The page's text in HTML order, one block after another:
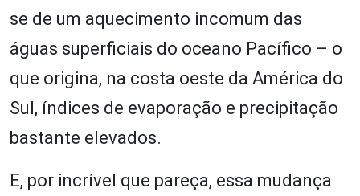
se de um aquecimento incomum das
águas superficiais do oceano Pacífico – o
que origina, na costa oeste da América do
Sul, índices de evaporação e precipitação
bastante elevados.
E, por incrível que pareça, essa mudança